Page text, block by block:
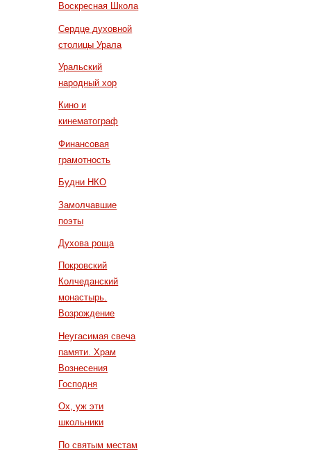
Воскресная Школа
Сердце духовной
столицы Урала
Уральский
народный хор
Кино и
кинематограф
Финансовая
грамотность
Будни НКО
Замолчавшие
поэты
Духова роща
Покровский
Колчеданский
монастырь.
Возрождение
Неугасимая свеча
памяти. Храм
Вознесения
Господня
Ох, уж эти
школьники
По святым местам